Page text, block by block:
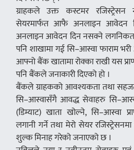
ग्राहकले उक्त कस्टमर रजिस्ट्रेसन
सेयरमार्फत आफै अनलाइन आवेदन
अनलाइन आवेदन दिन नसक्ने
पनि शाखामा गई सि–आस्वा फाराम
आफ्नो बैंक खातामा रोक्का राखी यस
पनि बैंकले जनाकारी दिएको हो ।
बैंकले ग्राहकको आवश्यकता तथा
सि–आस्वासँगै आवद्ध सेवाहरु सि–आस्वा
(डिम्याट) खाता खोल्ने, सि–आस्वा
लगानी गर्ने तथा मेरो सेयर
शुल्क मिनाह गरेको जनाएको छ ।